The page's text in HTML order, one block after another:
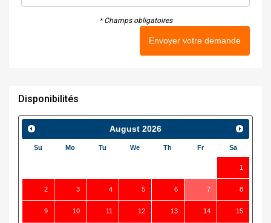
* Champs obligatoires
Envoyer votre demande
Disponibilités
August 2026
Su Mo Tu We Th Fr Sa
1
2 3 4 5 6 7 8
9 10 11 12 13 14 15